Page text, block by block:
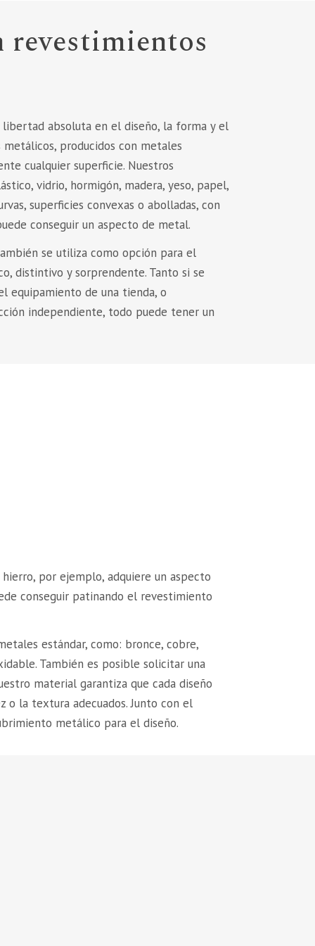
absoluta en el diseño, la forma y el
producidos con metales
cualquier superficie. Nuestros
vidrio, hormigón, madera, yeso, papel,
superficies convexas o abolladas, con
conseguir un aspecto de metal.
se utiliza como opción para el
distintivo y sorprendente. Tanto si se
equipamiento de una tienda, o
independiente, todo puede tener un
por ejemplo, adquiere un aspecto
conseguir patinando el revestimiento
estándar, como: bronce, cobre,
También es posible solicitar una
material garantiza que cada diseño
la textura adecuados. Junto con el
metálico para el diseño.